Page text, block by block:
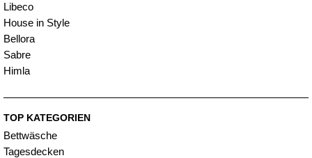
Libeco
House in Style
Bellora
Sabre
Himla
TOP KATEGORIEN
Bettwäsche
Tagesdecken